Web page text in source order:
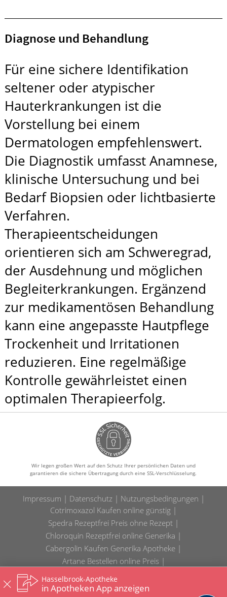
Diagnose und Behandlung
Für eine sichere Identifikation
seltener oder atypischer
Hauterkrankungen ist die
Vorstellung bei einem
Dermatologen empfehlenswert.
Die Diagnostik umfasst Anamnese,
klinische Untersuchung und bei
Bedarf Biopsien oder lichtbasierte
Verfahren.
Therapieentscheidungen
orientieren sich am Schweregrad,
der Ausdehnung und möglichen
Begleiterkrankungen. Ergänzend
zur medikamentösen Behandlung
kann eine angepasste Hautpflege
Trockenheit und Irritationen
reduzieren. Eine regelmäßige
Kontrolle gewährleistet einen
optimalen Therapieerfolg.
Wir legen großen Wert auf den Schutz Ihrer persönlichen Daten und
garantieren die sichere Übertragung durch eine SSL-Verschlüsselung.
Impressum Datenschutz
Nutzungsbedingungen
Cotrimoxazol Kaufen online günstig
Spedra Rezeptfrei Preis ohne Rezept
Chloroquin Rezeptfrei online Generika
Cabergolin Kaufen Generika Apotheke
Artane Bestellen online Preis
Hydrochlorothiazid Rezeptfrei Deutschland online
Samsca Rezeptfrei ohne Rezept Deutschland
Hasselbrook-Apotheke
in Apotheken App anzeigen